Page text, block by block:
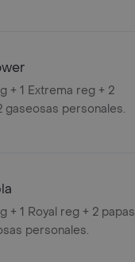
+ 1 Extrema reg + 2
gaseosas personales.
+ 1 Royal reg + 2 papas
personales.